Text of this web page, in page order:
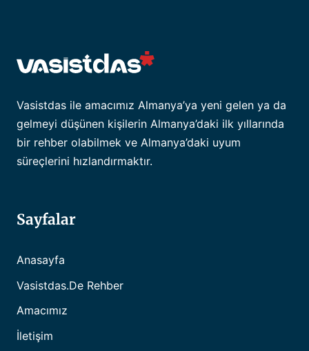
Vasistdas ile amacımız Almanya’ya yeni gelen ya da
gelmeyi düşünen kişilerin Almanya’daki ilk yıllarında
bir rehber olabilmek ve Almanya’daki uyum
süreçlerini hızlandırmaktır.
Sayfalar
Anasayfa
Vasistdas.de Rehber
Amacımız
İletişim